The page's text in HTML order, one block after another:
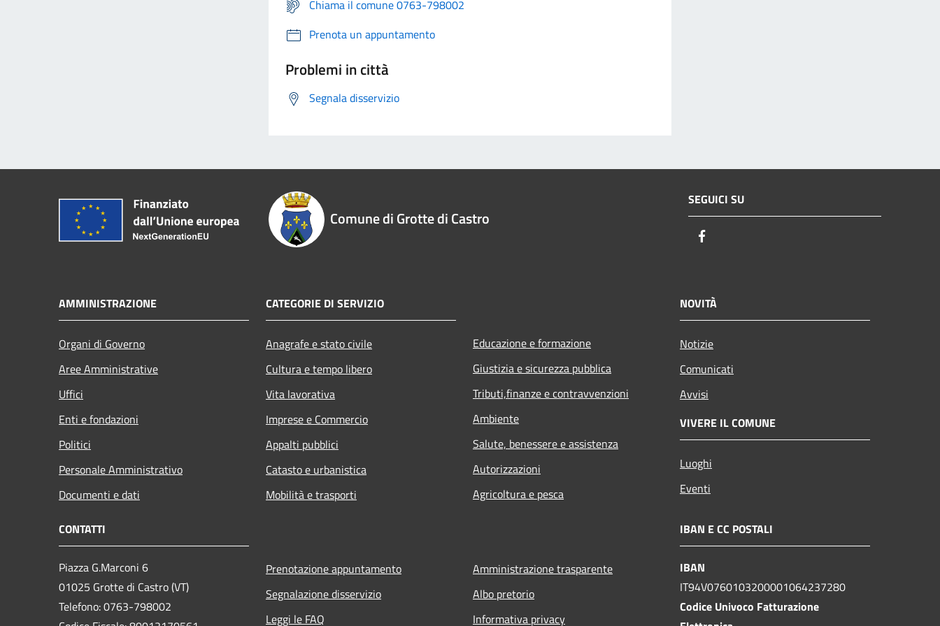
Chiama il comune 0763-798002
Prenota un appuntamento
Problemi in città
Segnala disservizio
Comune di Grotte di Castro
SEGUICI SU
AMMINISTRAZIONE
Organi di Governo
Aree Amministrative
Uffici
Enti e fondazioni
Politici
Personale Amministrativo
Documenti e dati
CATEGORIE DI SERVIZIO
Anagrafe e stato civile
Cultura e tempo libero
Vita lavorativa
Imprese e Commercio
Appalti pubblici
Catasto e urbanistica
Mobilità e trasporti
Educazione e formazione
Giustizia e sicurezza pubblica
Tributi,finanze e contravvenzioni
Ambiente
Salute, benessere e assistenza
Autorizzazioni
Agricoltura e pesca
NOVITÀ
Notizie
Comunicati
Avvisi
VIVERE IL COMUNE
Luoghi
Eventi
CONTATTI
Piazza G.Marconi 6
01025 Grotte di Castro (VT)
Telefono: 0763-798002
Prenotazione appuntamento
Segnalazione disservizio
Leggi le FAQ
Amministrazione trasparente
Albo pretorio
Informativa privacy
IBAN E CC POSTALI
IBAN
IT94V0760103200001064237280
Codice Univoco Fatturazione